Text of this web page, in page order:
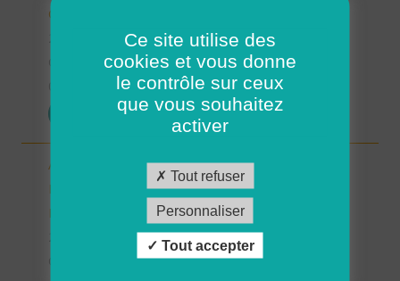
Conquet/Trébabu (H/F)
29 - Finistère
08/08/2025
POSTULER
Aide à domicile - CDD Août/Septembre -
Ploudalmézeau, Lampaul-Ploudalmézeau, St
Pabu (H/F)
Ce site utilise des
cookies et vous donne
le contrôle sur ceux
que vous souhaitez
activer
Tout refuser
Personnaliser
Tout accepter